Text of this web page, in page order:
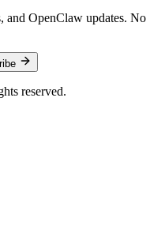
and OpenClaw updates. No
reserved.